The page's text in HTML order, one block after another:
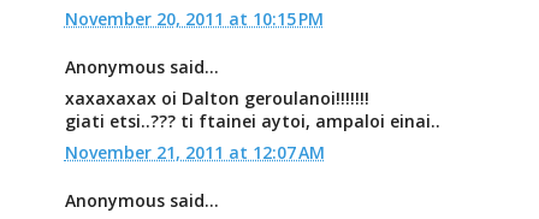
November 20, 2011 at 10:15 PM
Anonymous said...
xaxaxaxax oi Dalton geroulanoi!!!!!!!
giati etsi..??? ti ftainei aytoi, ampaloi einai..
November 21, 2011 at 12:07 AM
Anonymous said...